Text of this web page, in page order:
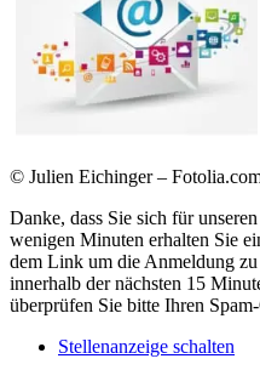
© Julien Eichinger –
Danke, dass Sie sich für
wenigen Minuten erhalten Sie
dem Link um die Anmeldung
innerhalb der nächsten 15
überprüfen Sie bitte Ihren
Stellenanzeige schalten